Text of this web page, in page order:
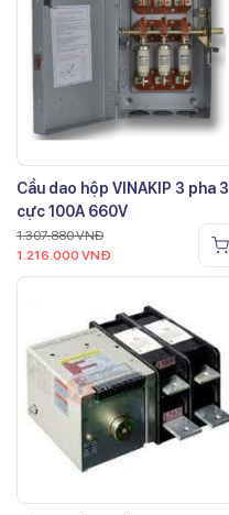
Cầu dao hộp VINAKIP 3 pha 3
cực 100A 660V
1.307.880VNĐ
1.216.000 VNĐ